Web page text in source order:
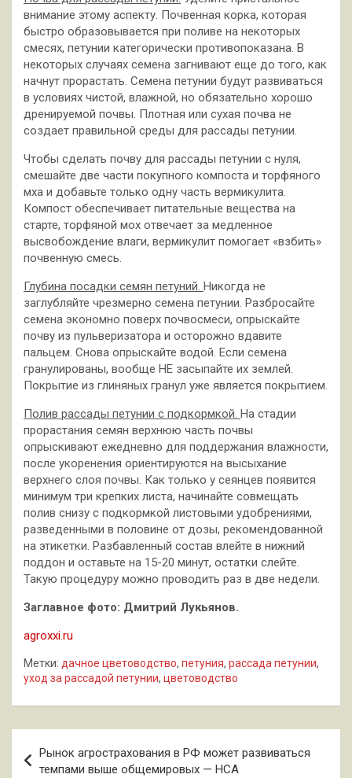
внимание этому аспекту. Почвенная корка, которая
быстро образовывается при поливе на некоторых
смесях, петунии категорически противопоказана. В
некоторых случаях семена загнивают еще до того, как
начнут прорастать. Семена петунии будут развиваться
в условиях чистой, влажной, но обязательно хорошо
дренируемой почвы. Плотная или сухая почва не
создает правильной среды для рассады петунии.
Чтобы сделать почву для рассады петунии с нуля,
смешайте две части покупного компоста и торфяного
мха и добавьте только одну часть вермикулита.
Компост обеспечивает питательные вещества на
старте, торфяной мох отвечает за медленное
высвобождение влаги, вермикулит помогает «взбить»
почвенную смесь.
Глубина посадки семян петуний. Никогда не
заглубляйте чрезмерно семена петунии. Разбросайте
семена экономно поверх почвосмеси, опрыскайте
почву из пульверизатора и осторожно вдавите
пальцем. Снова опрыскайте водой. Если семена
гранулированы, вообще НЕ засыпайте их землей.
Покрытие из глиняных гранул уже является покрытием.
Полив рассады петунии с подкормкой. На стадии
прорастания семян верхнюю часть почвы
опрыскивают ежедневно для поддержания влажности,
после укоренения ориентируются на высыхание
верхнего слоя почвы. Как только у сеянцев появится
минимум три крепких листа, начинайте совмещать
полив снизу с подкормкой листовыми удобрениями,
разведенными в половине от дозы, рекомендованной
на этикетки. Разбавленный состав влейте в нижний
поддон и оставьте на 15-20 минут, остатки слейте.
Такую процедуру можно проводить раз в две недели.
Заглавное фото: Дмитрий Лукьянов.
agroxxi.ru
Метки: дачное цветоводство, петуния, рассада петунии,
уход за рассадой петунии, цветоводство
по
Рынок агрострахования в РФ может развиваться
темпами выше общемировых — НСА